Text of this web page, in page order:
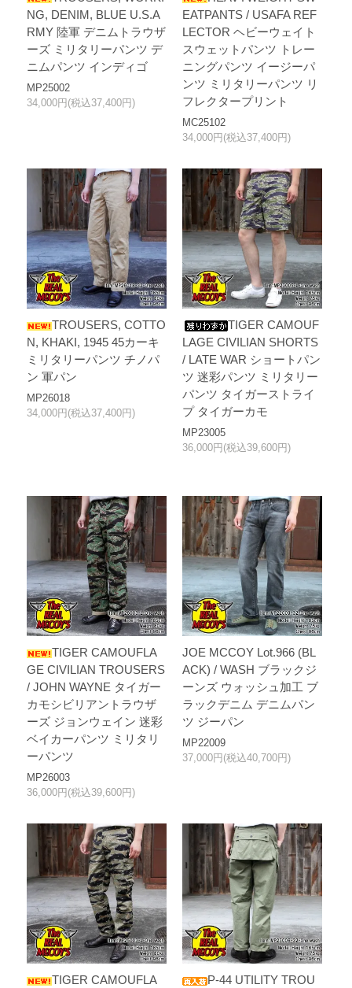
NG, DENIM, BLUE U.S.A
RMY 陸軍 デニムトラウザ
ーズ ミリタリーパンツ デ
ニムパンツ インディゴ
MP25002
34,000円(税込37,400円)
EATPANTS / USAFA REF
LECTOR ヘビーウェイト
スウェットパンツ トレー
ニングパンツ イージーパ
ンツ ミリタリーパンツ リ
フレクタープリント
MC25102
34,000円(税込37,400円)
TROUSERS, COTTO
N, KHAKI, 1945 45カーキ
ミリタリーパンツ チノパ
ン 軍パン
MP26018
34,000円(税込37,400円)
TIGER CAMOUF
LAGE CIVILIAN SHORTS
/ LATE WAR ショートパン
ツ 迷彩パンツ ミリタリー
パンツ タイガーストライ
プ タイガーカモ
MP23005
36,000円(税込39,600円)
TIGER CAMOUFLA
GE CIVILIAN TROUSERS
/ JOHN WAYNE タイガー
カモシビリアントラウザ
ーズ ジョンウェイン 迷彩
ベイカーパンツ ミリタリ
ーパンツ
MP26003
36,000円(税込39,600円)
JOE MCCOY Lot.966 (BL
ACK) / WASH ブラックジ
ーンズ ウォッシュ加工 ブ
ラックデニム デニムパン
ツ ジーパン
MP22009
37,000円(税込40,700円)
TIGER CAMOUFLA
P-44 UTILITY TROU